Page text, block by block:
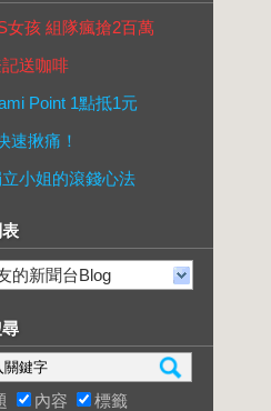
女孩 組隊瘋搶2百萬
送咖啡
Point 1點抵1元
速揪痛！
小姐的滾錢心法
的新聞台Blog
內容 標籤